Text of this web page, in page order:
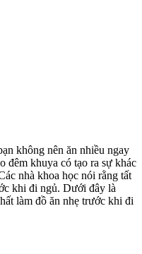
không nên ăn nhiều ngay
đêm khuya có tạo ra sự khác
nhà khoa học nói rằng tất
khi đi ngủ. Dưới đây là
làm đồ ăn nhẹ trước khi đi